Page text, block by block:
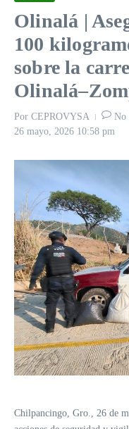
Olinalá |
100
sobre la
Por CEPROVYSA
No
26 mayo, 2026 10:58 pm
Chilpancingo, Gro., 26 de